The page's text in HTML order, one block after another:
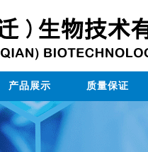
产品展示 质量保证